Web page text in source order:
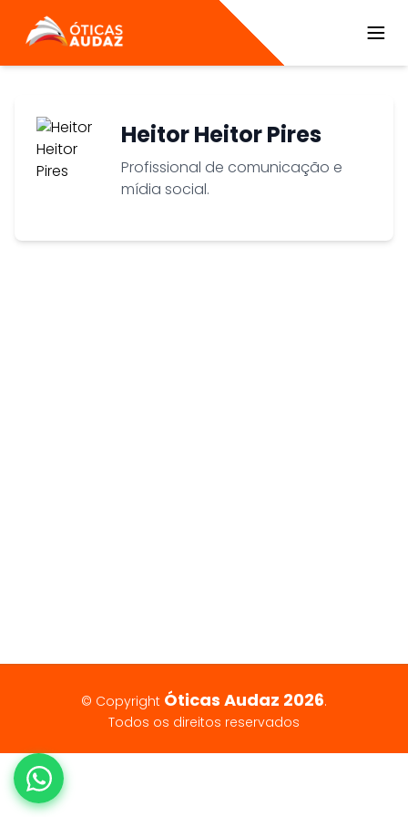
ÓTICAS AUDAZ
Heitor Heitor Pires
Profissional de comunicação e
mídia social.
© Copyright Óticas Audaz 2026.
Todos os direitos reservados